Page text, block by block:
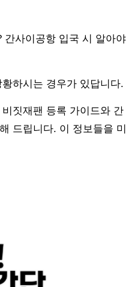
간사이공항 입국 시 알아야
하시는 경우가 있답니다.
짓재팬 등록 가이드와 간
드립니다. 이 정보들을 미